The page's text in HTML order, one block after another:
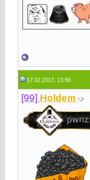
17.02.2017, 13:56
[99] Holdem